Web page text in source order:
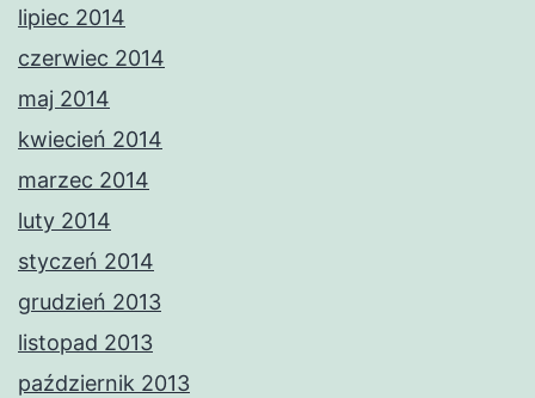
lipiec 2014
czerwiec 2014
maj 2014
kwiecień 2014
marzec 2014
luty 2014
styczeń 2014
grudzień 2013
listopad 2013
październik 2013